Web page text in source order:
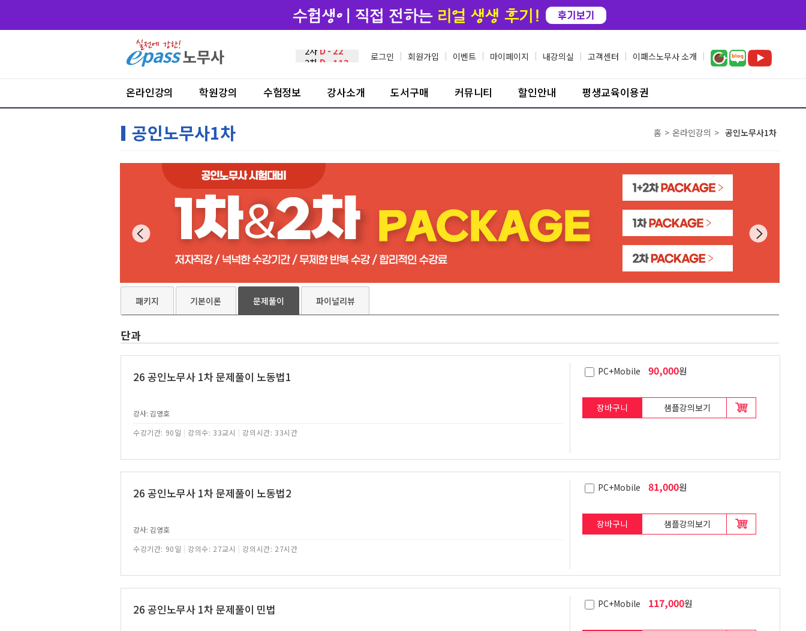
3차 D - 112 로그인 | 회원가입 | 이벤트 | 마이페이지 | 내강의실 | 고객센터 | 이패스노무사 소개 |
온라인강의 학원강의 수험정보 강사소개 도서구매 커뮤니티 할인안내 평생교육이용권
공인노무사1차 홈 > 온라인강의 > 공인노무사1차
패키지 기본이론 문제풀이 파이널리뷰
단과
26 공인노무사 1차 문제풀이 노동법1
강사: 김영호
수강기간: 90일 | 강의수: 33교시 | 강의시간: 33시간
PC+Mobile 90,000원
장바구니 샘플강의보기
26 공인노무사 1차 문제풀이 노동법2
강사: 김영호
수강기간: 90일 | 강의수: 27교시 | 강의시간: 27시간
PC+Mobile 81,000원
장바구니 샘플강의보기
26 공인노무사 1차 문제풀이 민법 PC+Mobile 117,000원